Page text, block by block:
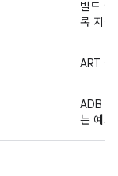
빌드 아
록 지원
ART 실
ADB 셸
는 예